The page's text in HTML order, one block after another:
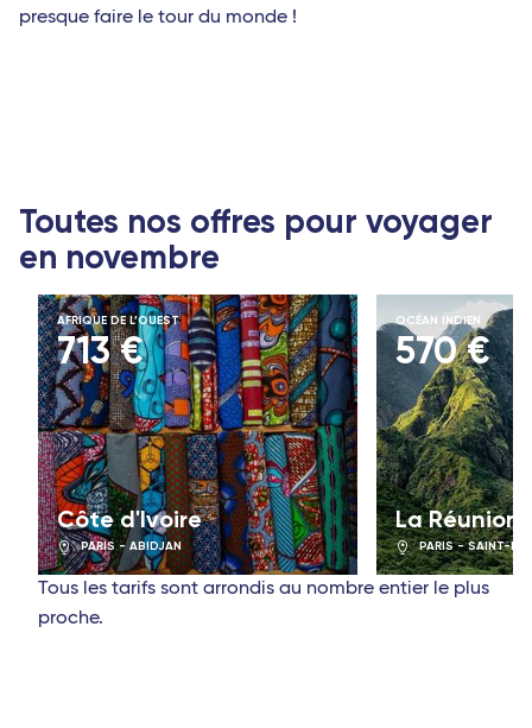
presque faire le tour du monde !
Toutes nos offres pour voyager
en novembre
Côte d'Ivoire
PARIS - ABIDJAN
AFRIQUE DE L’OUEST
713 €
La Réunion
PARIS - SAINT-
OCÉAN INDIEN
570 €
Tous les tarifs sont arrondis au nombre entier le plus
proche.